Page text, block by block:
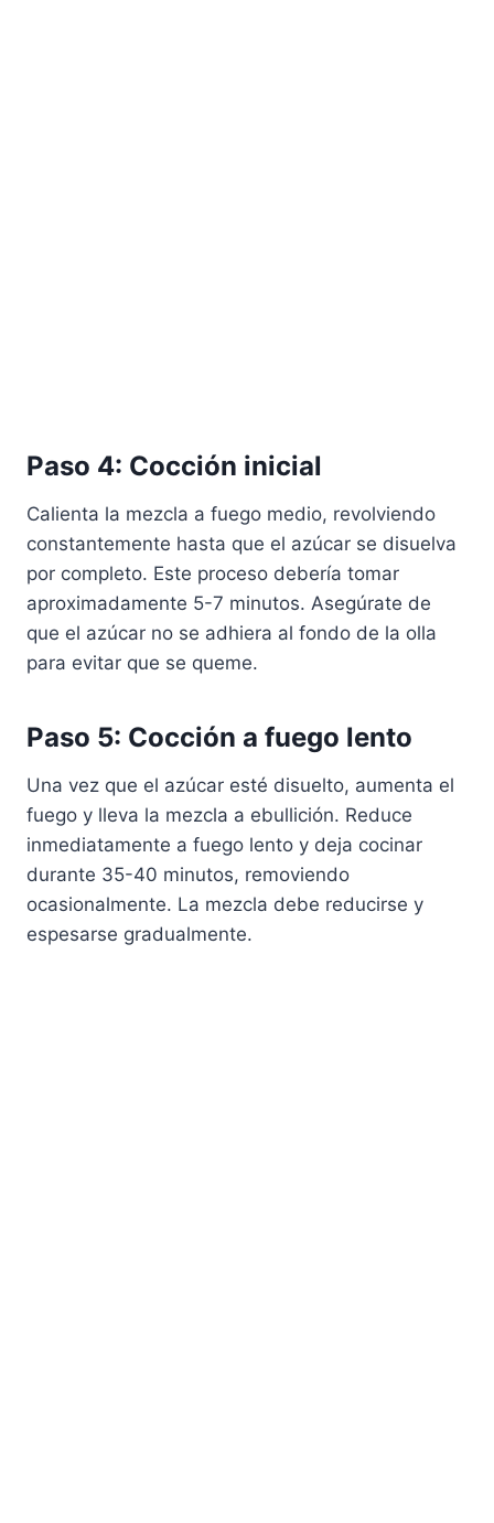
Paso 4: Cocción inicial
Calienta la mezcla a fuego medio, revolviendo
constantemente hasta que el azúcar se disuelva
por completo. Este proceso debería tomar
aproximadamente 5-7 minutos. Asegúrate de
que el azúcar no se adhiera al fondo de la olla
para evitar que se queme.
Paso 5: Cocción a fuego lento
Una vez que el azúcar esté disuelto, aumenta el
fuego y lleva la mezcla a ebullición. Reduce
inmediatamente a fuego lento y deja cocinar
durante 35-40 minutos, removiendo
ocasionalmente. La mezcla debe reducirse y
espesarse gradualmente.